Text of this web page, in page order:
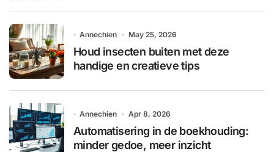
Annechien May 25, 2026
Houd insecten buiten met deze
handige en creatieve tips
Annechien Apr 8, 2026
Automatisering in de boekhouding:
minder gedoe, meer inzicht